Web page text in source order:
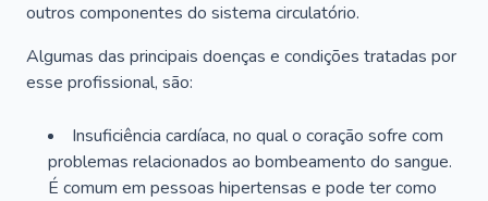
outros componentes do sistema circulatório.
Algumas das principais doenças e condições tratadas por
esse profissional, são:
Insuficiência cardíaca, no qual o coração sofre com
problemas relacionados ao bombeamento do sangue.
É comum em pessoas hipertensas e pode ter como